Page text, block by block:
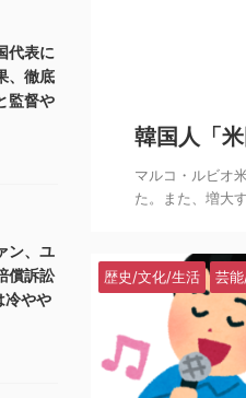
るんじゃないですか？」
海外でも話題に…」→「2002年の
しいと言われてるよ！性接待がバレ
韓国人「
マルコ・ルビオ
た。また、増大
歴史/文化/生活 芸
代表に
、徹底
監督や
ン、ユ
償訴訟
冷やや